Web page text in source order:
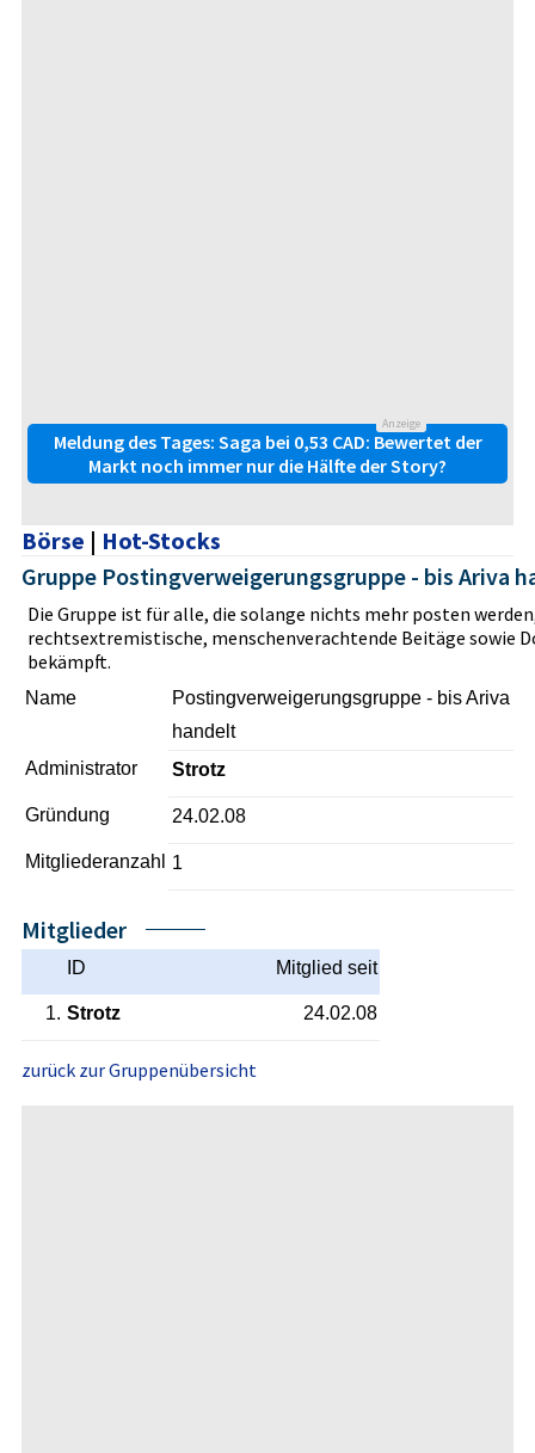
Anzeige
Meldung des Tages: Saga bei 0,53 CAD: Bewertet der
Markt noch immer nur die Hälfte der Story?
Börse | Hot-Stocks
Gruppe Postingverweigerungsgruppe - bis Ariva
Die Gruppe ist für alle, die solange nichts mehr posten
rechtsextremistische, menschenverachtende Beitäge sowie
bekämpft.
Name
Postingverweigerungsgruppe - bis Ariva
handelt
Administrator
Strotz
Gründung 24.02.08
Mitgliederanzahl 1
Mitglieder
ID Mitglied seit
1. Strotz 24.02.08
zurück zur Gruppenübersicht